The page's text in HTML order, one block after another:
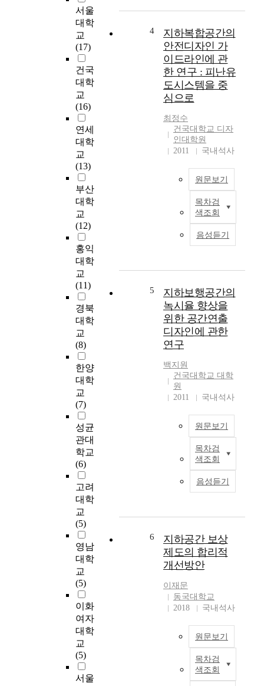
서울
대학
교
(17)
건국
대학
교
(16)
연세
대학
교
(13)
부산
대학
교
(12)
홍익
대학
교
(11)
경북
대학
교
(8)
한양
대학
교
(7)
성균
관대
학교
(6)
고려
대학
교
(5)
영남
대학
교
(5)
이화
여자
대학
교
(5)
서울
and, it was developed
as a underground
market laid out only
nodes and paths due to
emphasizing of
commercial interest so
it doesn't give any
clear image but also
become comfortable
pedestrian space. In
this point of view, this
development fitting
our situation into
study and suggest an
approach toward a
underground
patterns and characters
of underground
commercial space are
studied through
consideration of
documentary records
and examples of
foreign countries and
the problems of it are
considered through
The planning criteria
which could be
applied to the site are
underground
commercial space
criteria of
underground
commercial space are
divided into 2 sides.
One is space
organization and
design and the other is
space organization
and design, each
planning factor is
decided according to
layout and space
중
4
지하복합공간의
안전디자인 가
이드라인에 관
한 연구 : 피난유
도시스템을 중
심으로
최정수
건국대학교 디자
인대학원
2011
국내석사
원문보기
목차검
색조회
음성듣기
5
지하보행공간의
녹시율 향상을
위한 공간연출
디자인에 관한
연구
백지원
건국대학교 대학
원
2011
국내석사
원문보기
목차검
색조회
음성듣기
6
지하공간 보상
제도의 합리적
개선방안
이재문
동국대학교
2018
국내석사
원문보기
목차검
색조회